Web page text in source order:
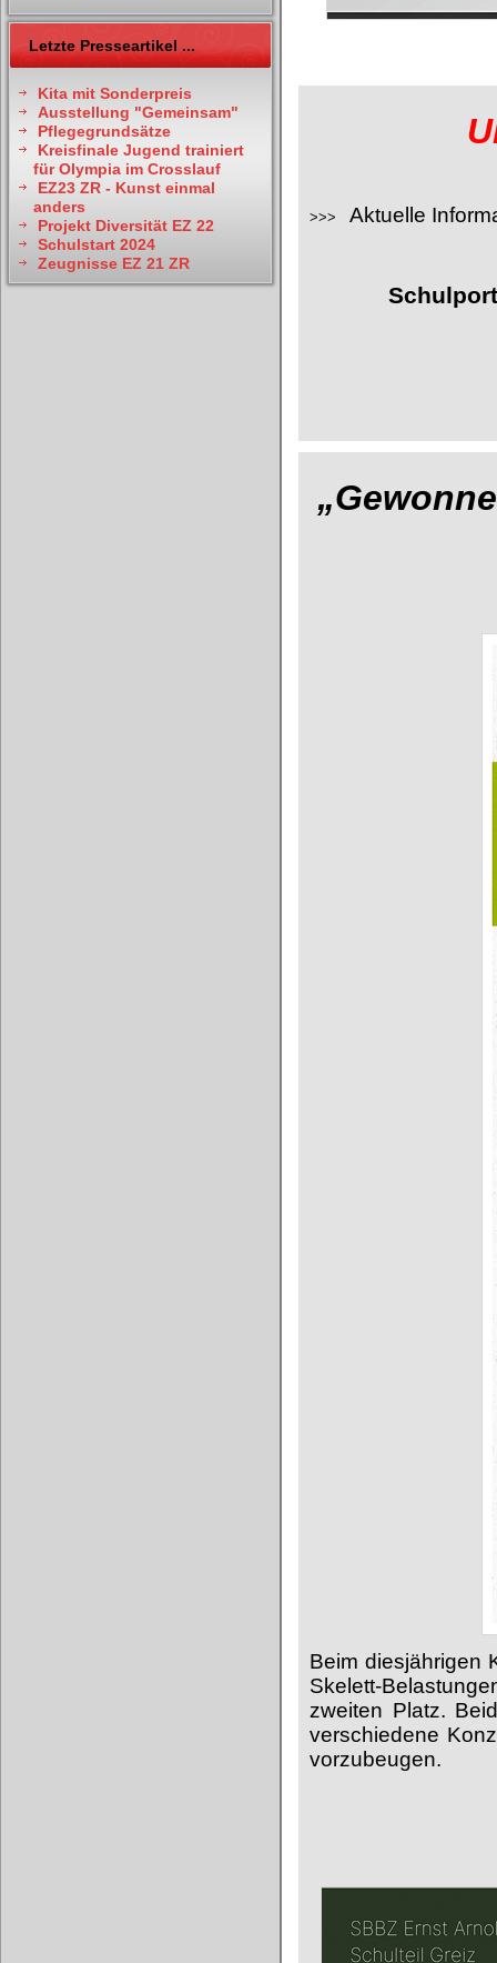
Letzte Presseartikel ...
Kita mit Sonderpreis
Ausstellung "Gemeinsam"
Pflegegrundsätze
Kreisfinale Jugend trainiert
für Olympia im Crosslauf
EZ23 ZR - Kunst einmal
anders
Projekt Diversität EZ 22
Schulstart 2024
Zeugnisse EZ 21 ZR
>>> Aktuelle
Beim diesjährigen
Skelett-
zweiten Platz.
verschiedene
vorzubeugen.